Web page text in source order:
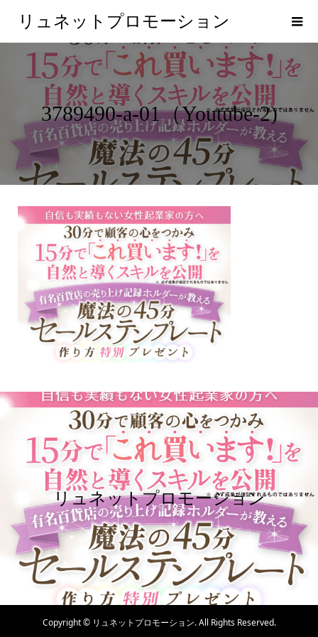
リュネットプロモーション
3789490-a-01（Youtube-2)
リュネットプロモーション
Copyright ©リュネットプロモーション. All Rights Reserved.